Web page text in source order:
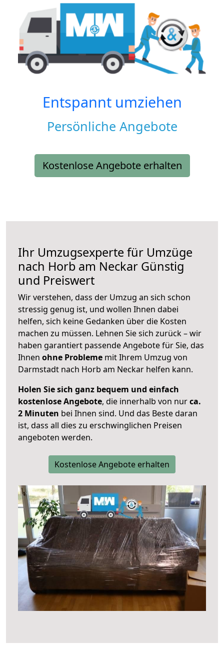
Entspannt umziehen
Persönliche Angebote
Kostenlose Angebote erhalten
Ihr Umzugsexperte für Umzüge
nach Horb am Neckar Günstig
und Preiswert
Wir verstehen, dass der Umzug an sich schon
stressig genug ist, und wollen Ihnen dabei
helfen, sich keine Gedanken über die Kosten
machen zu müssen. Lehnen Sie sich zurück – wir
haben garantiert passende Angebote für Sie, das
Ihnen ohne Probleme mit Ihrem Umzug von
Darmstadt nach Horb am Neckar helfen kann.
Holen Sie sich ganz bequem und einfach
kostenlose Angebote, die innerhalb von nurca.
2 Minuten bei Ihnen sind. Und das Beste daran
ist, dass all dies zu erschwinglichen Preisen
angeboten werden.
Kostenlose Angebote erhalten